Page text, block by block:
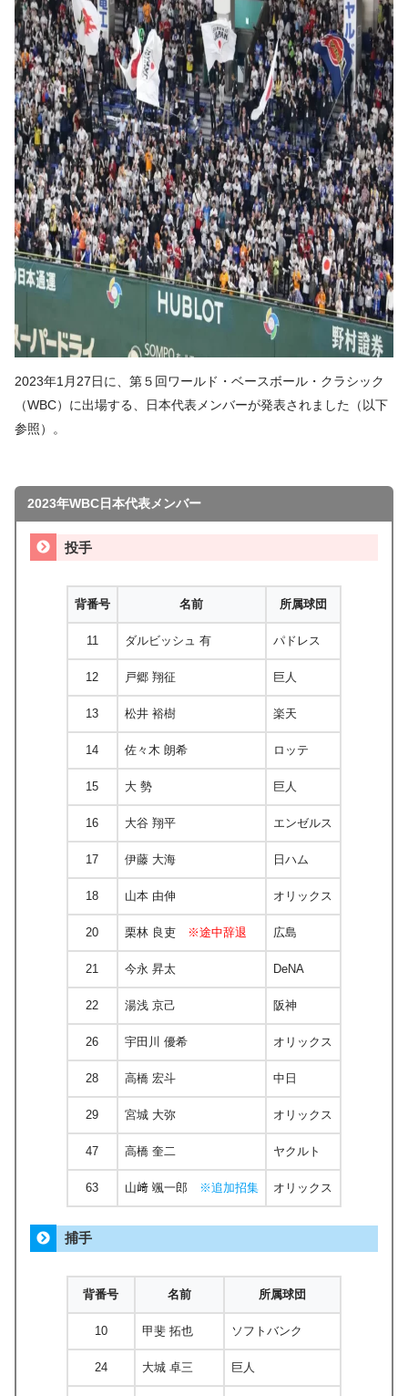
2023年1月27日に、第５回ワールド・ベースボール・クラシック
（WBC）に出場する、日本代表メンバーが発表されました（以下
参照）。
2023年WBC日本代表メンバー
投手
背番号 名前 所属球団
11 ダルビッシュ 有 パドレス
12 戸郷 翔征 巨人
13 松井 裕樹 楽天
14 佐々木 朗希 ロッテ
15 大 勢 巨人
16 大谷 翔平 エンゼルス
17 伊藤 大海 日ハム
18 山本 由伸 オリックス
20 栗林 良吏 ※途中辞退 広島
21 今永 昇太 DeNA
22 湯浅 京己 阪神
26 宇田川 優希 オリックス
28 高橋 宏斗 中日
29 宮城 大弥 オリックス
47 高橋 奎二 ヤクルト
63 山﨑 颯一郎 ※追加招集 オリックス
捕手
背番号 名前 所属球団
10 甲斐 拓也 ソフトバンク
24 大城 卓三 巨人